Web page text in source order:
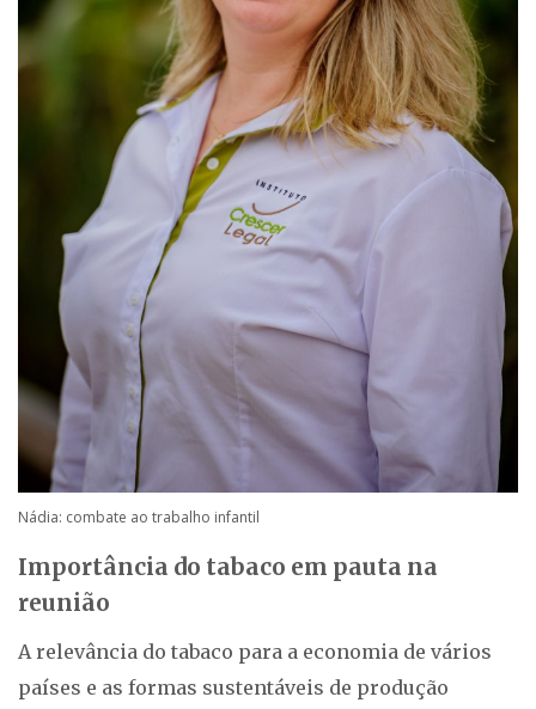
Nádia: combate ao trabalho infantil
Importância do tabaco em pauta na
reunião
A relevância do tabaco para a economia de vários
países e as formas sustentáveis de produção